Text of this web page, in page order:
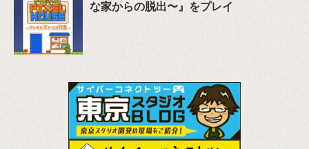
な家からの脱出〜』をプレイ